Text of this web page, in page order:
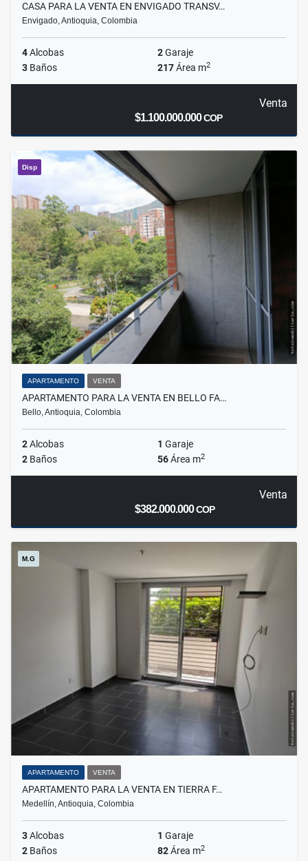
CASA PARA LA VENTA EN ENVIGADO TRANSV…
Envigado, Antioquia, Colombia
4Alcobas 2Garaje
3 Baños 217Área m2
Venta
$1.100.000.000COP
Disp
APARTAMENTO VENTA
APARTAMENTO PARA LA VENTA EN BELLO FA…
Bello, Antioquia, Colombia
2Alcobas 1 Garaje
2 Baños 56Área m2
Venta
$382.000.000COP
M.G
APARTAMENTO VENTA
APARTAMENTO PARA LA VENTA EN TIERRA F…
Medellín, Antioquia, Colombia
3Alcobas 1 Garaje
2 Baños 82Área m2